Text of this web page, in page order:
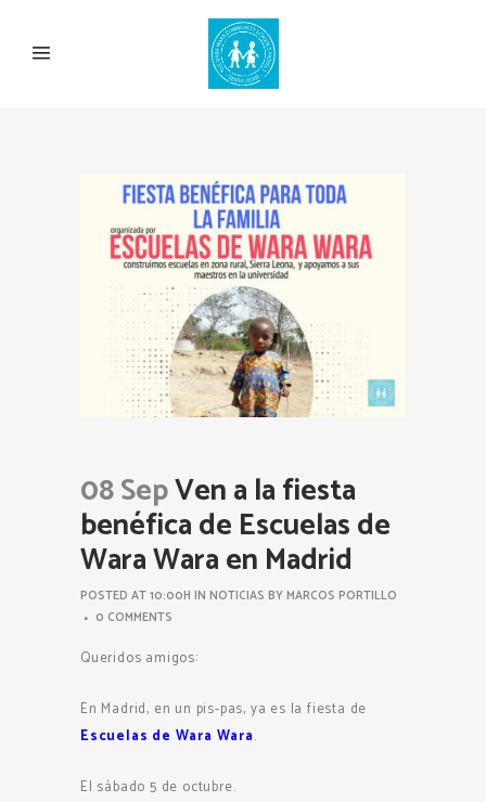
08 SepVen a la fiesta
benéfica de Escuelas de
Wara Wara en Madrid
POSTED AT 10:00H IN NOTICIAS BYMARCOS PORTILLO
0 COMMENTS
Queridos amigos:
En Madrid, en un pis-pas, ya es la fiesta de
Escuelas de Wara Wara.
El sábado 5 de octubre.